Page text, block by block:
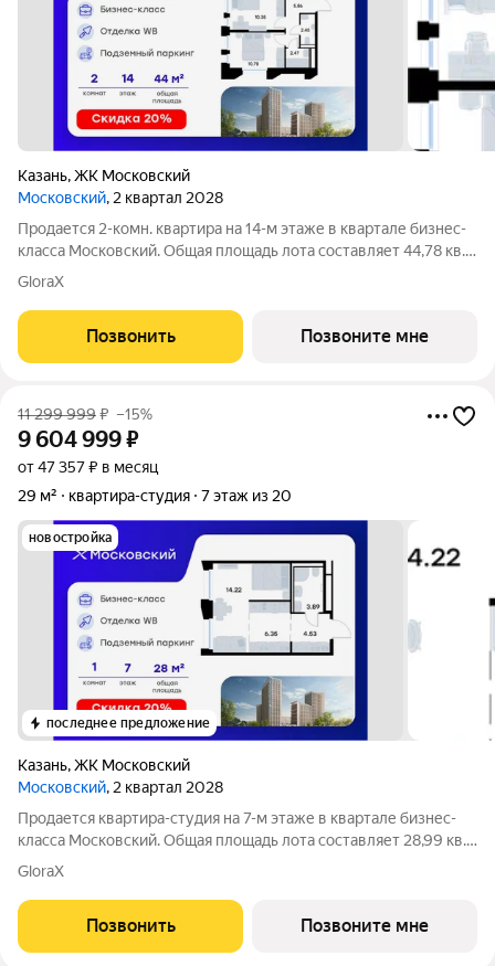
Казань,ЖК Московский
Московский, 2 квартал 2028
Продается 2-комн. квартира на 14-м этаже в квартале бизнес-
класса Московский. Общая площадь лота составляет 44,78 кв.
м, из которых 21,13 кв. м отведено под жилую и 11,63 кв. м под
идеальное
GloraX
Позвонить Позвоните мне
11 299 999₽ –15%
9 604 999₽
от 47 357 ₽ в месяц
29 м²
квартира-студия 7 этаж из 20
новостройка
последнее предложение
Казань,ЖК Московский
Московский, 2 квартал 2028
Продается квартира-студия на 7-м этаже в квартале бизнес-
класса Московский. Общая площадь лота составляет 28,99 кв.
м, из которых 14,22 кв. м отведено под жилую и 6,35 кв. м под
идеальное сочетание
GloraX
Позвонить Позвоните мне